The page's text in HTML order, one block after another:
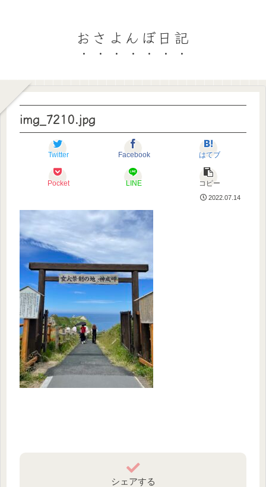
おさよんぼ日記
img_7210.jpg
Twitter Facebook はてブ
Pocket LINE コピー
2022.07.14
シェアする